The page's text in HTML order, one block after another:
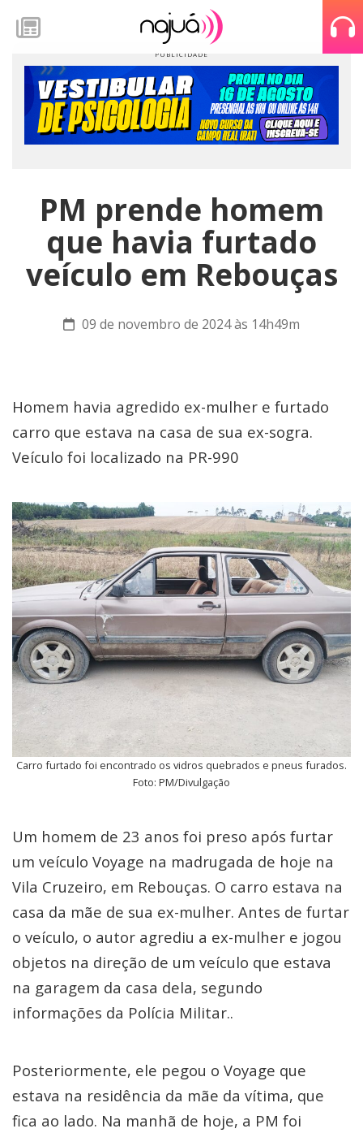
PM prende homem
que havia furtado
veículo em Rebouças
09 de novembro de 2024 às 14h49m
Homem havia agredido ex-mulher e furtado
carro que estava na casa de sua ex-sogra.
Veículo foi localizado na PR-990
Carro furtado foi encontrado os vidros quebrados e pneus furados.
Foto: PM/Divulgação
Um homem de 23 anos foi preso após furtar
um veículo Voyage na madrugada de hoje na
Vila Cruzeiro, em Rebouças. O carro estava na
casa da mãe de sua ex-mulher. Antes de furtar
o veículo, o autor agrediu a ex-mulher e jogou
objetos na direção de um veículo que estava
na garagem da casa dela, segundo
informações da Polícia Militar..
Posteriormente, ele pegou o Voyage que
estava na residência da mãe da vítima, que
fica ao lado. Na manhã de hoje, a PM foi